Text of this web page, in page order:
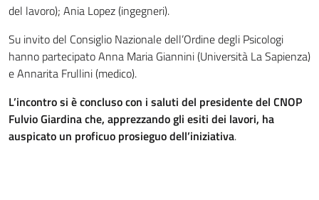
del lavoro); Ania Lopez (ingegneri).
Su invito del Consiglio Nazionale dell’Ordine degli Psicologi
hanno partecipato Anna Maria Giannini (Università La Sapienza)
e Annarita Frullini (medico).
L’incontro si è concluso con i saluti del presidente del CNOP
Fulvio Giardina che, apprezzando gli esiti dei lavori, ha
auspicato un proficuo prosieguo dell’iniziativa.